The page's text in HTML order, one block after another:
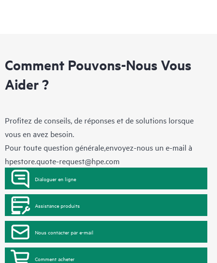
Comment Pouvons-Nous Vous
Aider ?
Profitez de conseils, de réponses et de solutions lorsque
vous en avez besoin.
Pour toute question générale,envoyez-nous un e-mail à
hpestore.quote-request@hpe.com
Dialoguer en ligne
Assistance produits
Nous contacter par e-mail
Comment acheter